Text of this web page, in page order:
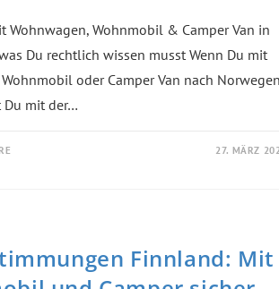
Wohnwagen, Wohnmobil & Camper Van in
Du rechtlich wissen musst Wenn Du mit
oder Camper Van nach
Du mit der…
27. MÄRZ
Finnland: Mit